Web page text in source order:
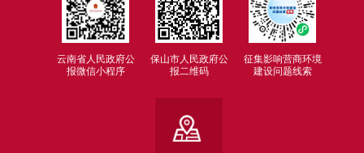
云南省人民政府公
报微信小程序
保山市人民政府公
报二维码
征集影响营商环境
建设问题线索